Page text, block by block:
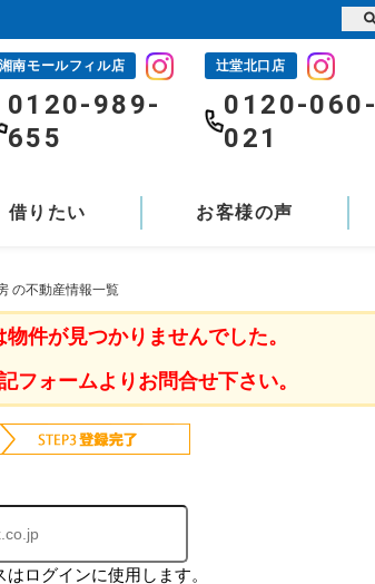
湘南モールフィル店
0120-989-
655
辻堂北口店
0120-060-
021
借りたい お客様の声
の不動産情報一覧
件が見つかりませんでした。
フォームよりお問合せ下さい。
ログインに使用します。